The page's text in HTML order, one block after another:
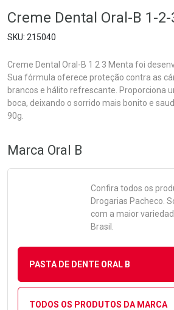
Creme Dental Oral-B 1-
215040
Creme Dental Oral-B 1 2 3 Menta foi
Sua fórmula oferece proteção contra as
brancos e hálito refrescante. Proporciona
boca, deixando o sorrido mais bonito e
90g.
Marca Oral B
Confira todos os
Drogarias Pacheco.
com a maior
Brasil.
PASTA DE DENTE ORAL B
TODOS OS PRODUTOS DA MARCA